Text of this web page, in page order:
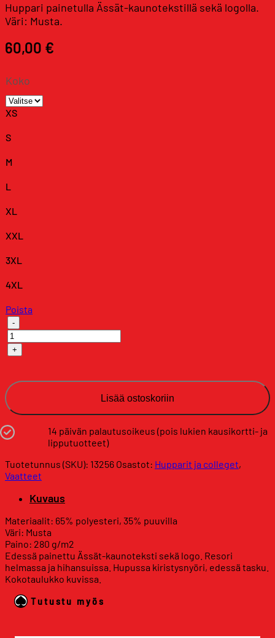
Huppari painetulla Ässät-kaunotekstillä sekä logolla.
Väri: Musta.
60,00 €
Koko
XS
S
M
L
XL
XXL
3XL
4XL
Poista
Huppari
kaunoteksti
Lisää ostoskoriin
14 päivän palautusoikeus (pois lukien kausikortti- ja
lipputuotteet)
Tuotetunnus (SKU): 13256 Osastot: Hupparit ja colleget,
Vaatteet
Kuvaus
Materiaalit: 65% polyesteri, 35% puuvilla
Väri: Musta
Paino: 280 g/m2
Edessä painettu Ässät-kaunoteksti sekä logo. Resori
helmassa ja hihansuissa. Hupussa kiristysnyöri, edessä tasku.
Kokotaulukko kuvissa.
Tutustu myös